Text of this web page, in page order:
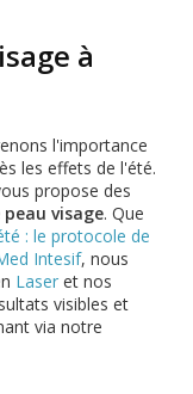
à
l'importance
les effets de l'été.
propose des
visage. Que
: le protocole de
Intesif, nous
Laser et nos
visibles et
via notre